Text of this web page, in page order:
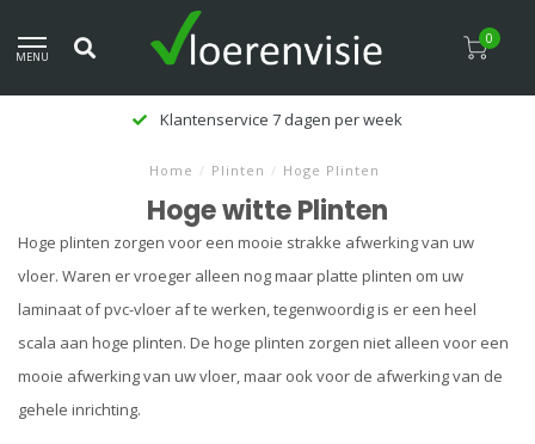
MENU
0
Klanten beoordelen ons met een 9,5
Home / Plinten / Hoge Plinten
Hoge witte Plinten
Hoge plinten zorgen voor een mooie strakke afwerking van uw
vloer. Waren er vroeger alleen nog maar platte plinten om uw
laminaat of pvc-vloer af te werken, tegenwoordig is er een heel
scala aan hoge plinten. De hoge plinten zorgen niet alleen voor een
mooie afwerking van uw vloer, maar ook voor de afwerking van de
gehele inrichting.